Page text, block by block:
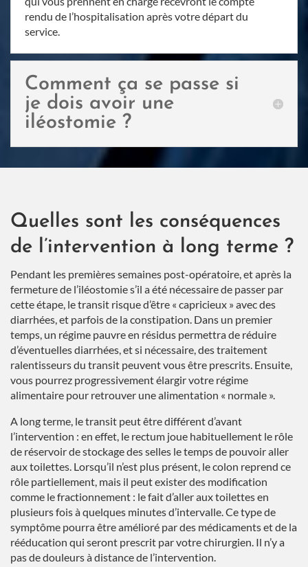
rendu de l’hospitalisation après votre départ du
service.
Comment ça se passe si
je dois avoir une
iléostomie ?
Quelles sont les conséquences
de l’intervention à long terme ?
Pendant les premières semaines post-opératoire, et après la
fermeture de l’iléostomie s’il a été nécessaire de passer par
cette étape, le transit risque d’être « capricieux » avec des
diarrhées, et parfois de la constipation. Dans un premier
temps, un régime pauvre en résidus permettra de réduire
d’éventuelles diarrhées, et si nécessaire, des traitement
ralentisseurs du transit peuvent vous être prescrits. Ensuite,
vous pourrez progressivement élargir votre régime
alimentaire pour retrouver une alimentation « normale ».
A long terme, le transit peut être différent d’avant
l’intervention : en effet, le rectum joue habituellement le rôle
de réservoir de stockage des selles le temps de pouvoir aller
aux toilettes. Lorsqu’il n’est plus présent, le colon reprend ce
rôle partiellement, mais il peut exister des modification
comme le fractionnement : le fait d’aller aux toilettes en
plusieurs fois à quelques minutes d’intervalle. Ce type de
symptôme pourra être amélioré par des médicaments et de la
rééducation qui seront prescrit par votre chirurgien. Il n’y a
pas de douleurs à distance de l’intervention.